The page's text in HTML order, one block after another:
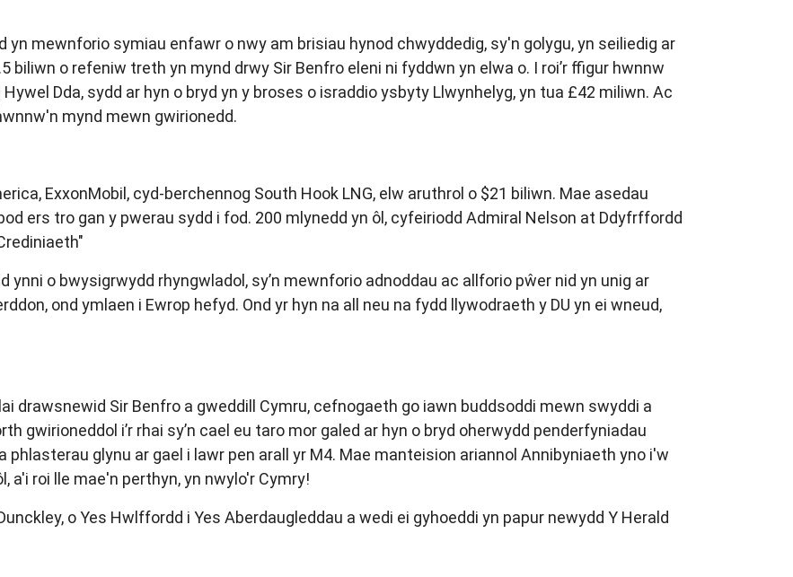
yn mewnforio symiau enfawr o nwy am brisiau hynod chwyddedig, sy'n golygu, yn seiliedig ar
biliwn o refeniw treth yn mynd drwy Sir Benfro eleni ni fyddwn yn elwa o. I roi’r ffigur hwnnw
Dda, sydd ar hyn o bryd yn y broses o israddio ysbyty Llwynhelyg, yn tua £42 miliwn. Ac
mynd mewn gwirionedd.
ExxonMobil, cyd-berchennog South Hook LNG, elw aruthrol o $21 biliwn. Mae asedau
ers tro gan y pwerau sydd i fod. 200 mlynedd yn ôl, cyfeiriodd Admiral Nelson at Ddyfrffordd
ynni o bwysigrwydd rhyngwladol, sy’n mewnforio adnoddau ac allforio pŵer nid yn unig ar
ond ymlaen i Ewrop hefyd. Ond yr hyn na all neu na fydd llywodraeth y DU yn ei wneud,
drawsnewid Sir Benfro a gweddill Cymru, cefnogaeth go iawn buddsoddi mewn swyddi a
gwirioneddol i’r rhai sy’n cael eu taro mor galed ar hyn o bryd oherwydd penderfyniadau
phlasterau glynu ar gael i lawr pen arall yr M4. Mae manteision ariannol Annibyniaeth yno i'w
a'i roi lle mae'n perthyn, yn nwylo'r Cymry!
o Yes Hwlffordd i Yes Aberdaugleddau a wedi ei gyhoeddi yn papur newydd Y Herald